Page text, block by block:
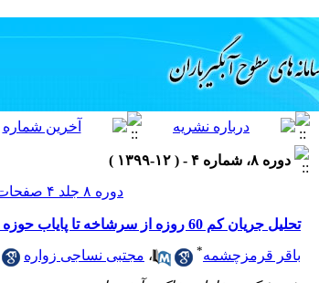
دوره ۸، شماره ۴ - ( ۱۲-۱۳۹۹ )
دوره ۸ جلد ۴ صفحات ۱۲-۱
تحلیل جریان کم 60 روزه از سرشاخه تا پایاب حوزه کرخه
باقر قرمزچشمه* ، مجتبی نساجی زواره